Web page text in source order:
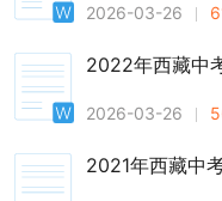
2026-03-26
2022年西藏中
2026-03-26
2021年西藏中